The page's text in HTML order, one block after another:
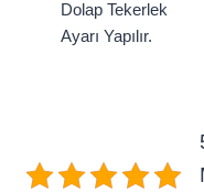
Dolap Tekerlek
Ayarı Yapılır.